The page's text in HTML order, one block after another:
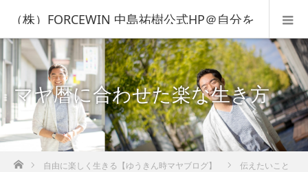
（株）FORCEWIN 中島祐樹公式HP＠自分を
知って人生を変える！
マヤ暦に合わせた楽な生き方
ホーム自由に楽しく生きる【ゆうきん時マヤブログ】
伝えたいこと